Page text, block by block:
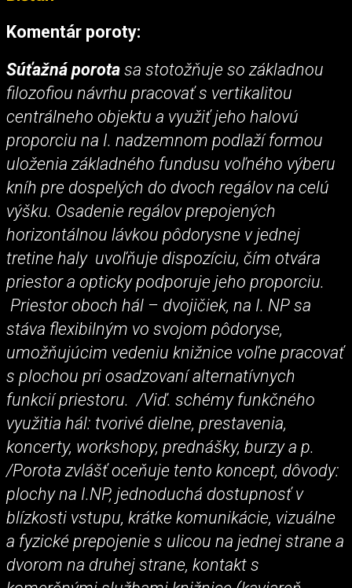
Komentár poroty:
Súťažná porota sa stotožňuje so základnou
filozofiou návrhu pracovať s vertikalitou
centrálneho objektu a využiť jeho halovú
proporciu na I. nadzemnom podlaží formou
uloženia základného fundusu voľného výberu
kníh pre dospelých do dvoch regálov na celú
výšku. Osadenie regálov prepojených
horizontálnou lávkou pôdorysne v jednej
tretine haly uvoľňuje dispozíciu, čím otvára
priestor a opticky podporuje jeho proporciu.
Priestor oboch hál – dvojičiek, na I. NP sa
stáva flexibilným vo svojom pôdoryse,
umožňujúcim vedeniu knižnice voľne pracovať
s plochou pri osadzovaní alternatívnych
funkcií priestoru. /Viď. schémy funkčného
využitia hál: tvorivé dielne, prestavenia,
koncerty, workshopy, prednášky, burzy a p.
/Porota zvlášť oceňuje tento koncept, dôvody:
plochy na I.NP, jednoduchá dostupnosť v
blízkosti vstupu, krátke komunikácie, vizuálne
a fyzické prepojenie s ulicou na jednej strane a
dvorom na druhej strane, kontakt s